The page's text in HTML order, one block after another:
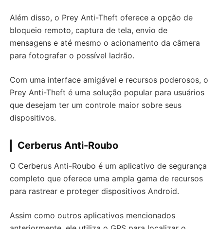
Além disso, o Prey Anti-Theft oferece a opção de
bloqueio remoto, captura de tela, envio de
mensagens e até mesmo o acionamento da câmera
para fotografar o possível ladrão.
Com uma interface amigável e recursos poderosos, o
Prey Anti-Theft é uma solução popular para usuários
que desejam ter um controle maior sobre seus
dispositivos.
Cerberus Anti-Roubo
O Cerberus Anti-Roubo é um aplicativo de segurança
completo que oferece uma ampla gama de recursos
para rastrear e proteger dispositivos Android.
Assim como outros aplicativos mencionados